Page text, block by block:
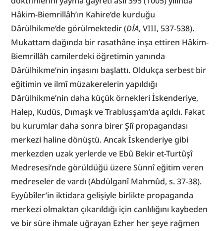
Hâkim-Biemrillâh’ın Kahire’de kurduğu
Dârülhikme’de görülmektedir (DİA, VIII, 537-538).
Mukattam dağında bir rasathâne inşa ettiren Hâkim-
Biemrillâh camilerdeki öğretimin yanında
Dârülhikme’nin inşasını başlattı. Oldukça serbest bir
eğitimin ve ilmî müzakerelerin yapıldığı
Dârülhikme’nin daha küçük örnekleri İskenderiye,
Halep, Kudüs, Dımaşk ve Trablusşam’da açıldı. Fakat
bu kurumlar daha sonra birer Şiî propagandası
merkezi haline dönüştü. Ancak İskenderiye gibi
merkezden uzak yerlerde ve Ebû Bekir et-Turtûşî
Medresesi’nde görüldüğü üzere Sünnî eğitim veren
medreseler de vardı (Abdülganî Mahmûd, s. 37-38).
Eyyûbîler’in iktidara gelişiyle birlikte propaganda
merkezi olmaktan çıkarıldığı için canlılığını kaybeden
ve bir süre ihmale uğrayan Ezher her şeye rağmen